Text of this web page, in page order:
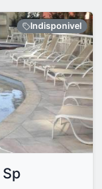
Indisponivel